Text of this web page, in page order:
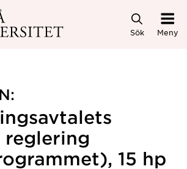
innehållet
Sök Meny
15 hp